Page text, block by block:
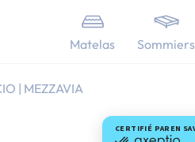
Matelas Sommiers
| MEZZAVIA